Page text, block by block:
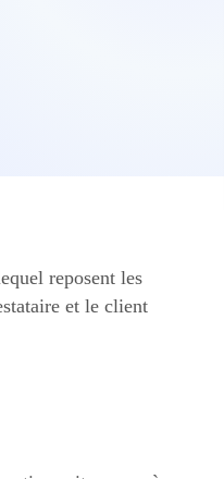
reposent les
et le client